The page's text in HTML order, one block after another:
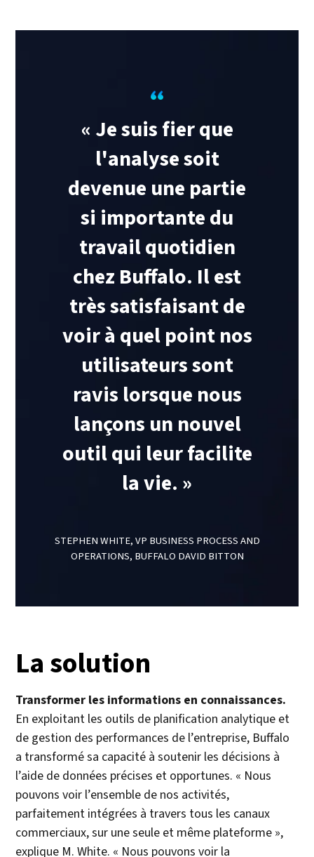
« Je suis fier que
l'analyse soit
devenue une partie
si importante du
travail quotidien
chez Buffalo. Il est
très satisfaisant de
voir à quel point nos
utilisateurs sont
ravis lorsque nous
lançons un nouvel
outil qui leur facilite
la vie. »
STEPHEN WHITE, VP BUSINESS PROCESS AND
OPERATIONS, BUFFALO DAVID BITTON
La solution
Transformer les informations en connaissances.
En exploitant les outils de planification analytique et
de gestion des performances de l’entreprise, Buffalo
a transformé sa capacité à soutenir les décisions à
l’aide de données précises et opportunes. « Nous
pouvons voir l’ensemble de nos activités,
parfaitement intégrées à travers tous les canaux
commerciaux, sur une seule et même plateforme »,
explique M. White. « Nous pouvons voir la